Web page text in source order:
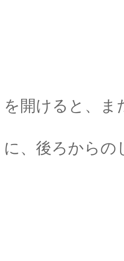
「星、
いつしか
を開けると、ま
ずし、と
に、後ろからの
「そんな
「剣
「男はい
そう言い